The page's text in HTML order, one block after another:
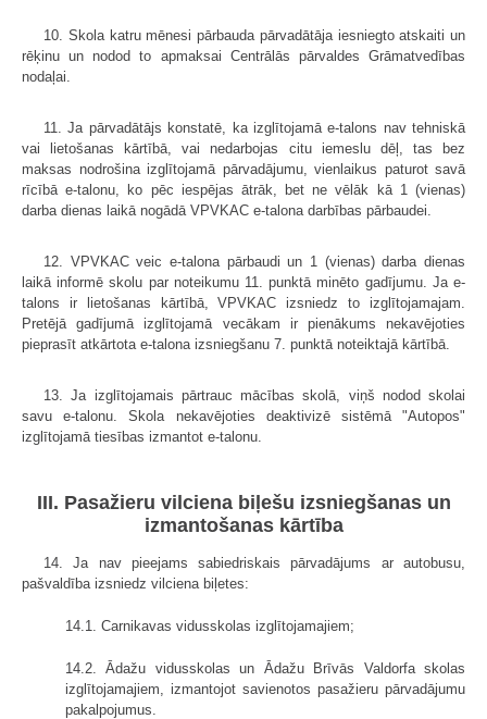
10. Skola katru mēnesi pārbauda pārvadātāja iesniegto atskaiti un
rēķinu un nodod to apmaksai Centrālās pārvaldes Grāmatvedības
nodaļai.
11. Ja pārvadātājs konstatē, ka izglītojamā e-talons nav tehniskā
vai lietošanas kārtībā, vai nedarbojas citu iemeslu dēļ, tas bez
maksas nodrošina izglītojamā pārvadājumu, vienlaikus paturot savā
rīcībā e-talonu, ko pēc iespējas ātrāk, bet ne vēlāk kā 1 (vienas)
darba dienas laikā nogādā VPVKAC e-talona darbības pārbaudei.
12. VPVKAC veic e-talona pārbaudi un 1 (vienas) darba dienas
laikā informē skolu par noteikumu 11. punktā minēto gadījumu. Ja e-
talons ir lietošanas kārtībā, VPVKAC izsniedz to izglītojamajam.
Pretējā gadījumā izglītojamā vecākam ir pienākums nekavējoties
pieprasīt atkārtota e-talona izsniegšanu 7. punktā noteiktajā kārtībā.
13. Ja izglītojamais pārtrauc mācības skolā, viņš nodod skolai
savu e-talonu. Skola nekavējoties deaktivizē sistēmā "Autopos"
izglītojamā tiesības izmantot e-talonu.
III. Pasažieru vilciena biļešu izsniegšanas un
izmantošanas kārtība
14. Ja nav pieejams sabiedriskais pārvadājums ar autobusu,
pašvaldība izsniedz vilciena biļetes:
14.1. Carnikavas vidusskolas izglītojamajiem;
14.2. Ādažu vidusskolas un Ādažu Brīvās Valdorfa skolas
izglītojamajiem, izmantojot savienotos pasažieru pārvadājumu
pakalpojumus.